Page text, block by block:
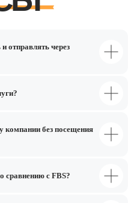
отправлять через
компании без посещения
сравнению с FBS?